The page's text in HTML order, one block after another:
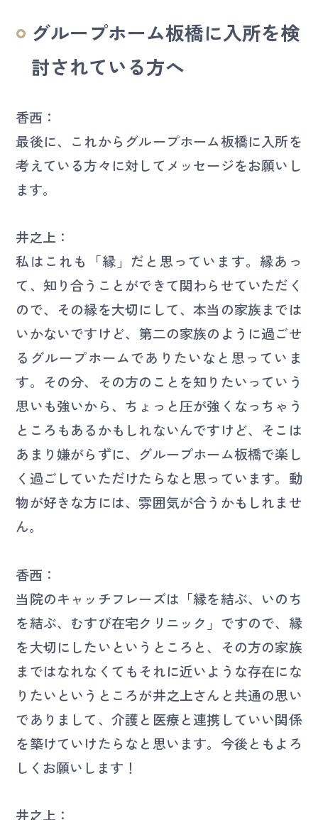
グループホーム板橋に入所を検
討されている方へ
香西：
最後に、これからグループホーム板橋に入所を
考えている方々に対してメッセージをお願いし
ます。
井之上：
私はこれも「縁」だと思っています。縁あっ
て、知り合うことができて関わらせていただく
ので、その縁を大切にして、本当の家族までは
いかないですけど、第二の家族のように過ごせ
るグループホームでありたいなと思っていま
す。その分、その方のことを知りたいっていう
思いも強いから、ちょっと圧が強くなっちゃう
ところもあるかもしれないんですけど、そこは
あまり嫌がらずに、グループホーム板橋で楽し
く過ごしていただけたらなと思っています。動
物が好きな方には、雰囲気が合うかもしれませ
ん。
香西：
当院のキャッチフレーズは「縁を結ぶ、いのち
を結ぶ、むすび在宅クリニック」ですので、縁
を大切にしたいというところと、その方の家族
まではなれなくてもそれに近いような存在にな
りたいというところが井之上さんと共通の思い
でありまして、介護と医療と連携していい関係
を築けていけたらなと思います。今後ともよろ
しくお願いします！
井之上：